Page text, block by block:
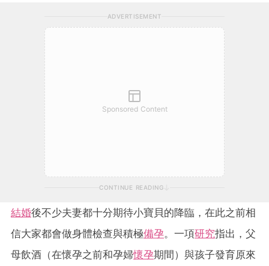
ADVERTISEMENT
Sponsored Content
CONTINUE READING
結婚後不少夫妻都十分期待小寶貝的降臨，在此之前相
信大家都會做身體檢查與積極備孕。一項研究指出，父
母飲酒（在懷孕之前和孕婦懷孕期間）與孩子發育原來